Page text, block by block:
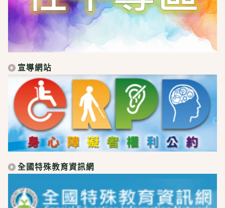
宣導網站
全國特殊教育資訊網